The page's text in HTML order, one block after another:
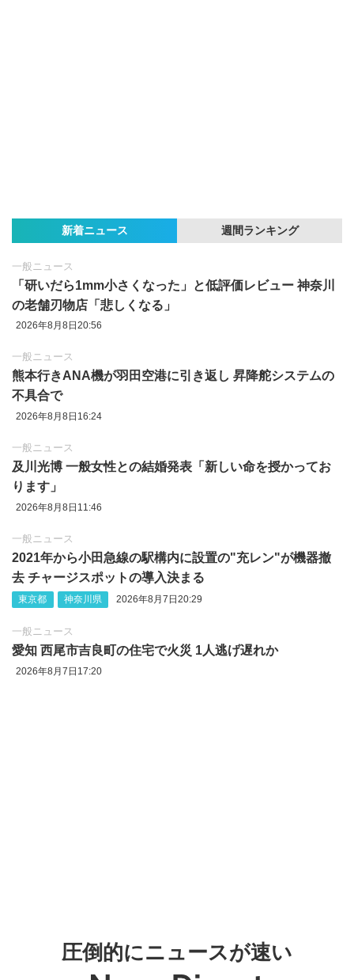
新着ニュース 週間ランキング
一般ニュース
「研いだら1mm小さくなった」と低評価レビュー 神奈川
の老舗刃物店「悲しくなる」
2026年8月8日20:56
一般ニュース
熊本行きANA機が羽田空港に引き返し 昇降舵システムの
不具合で
2026年8月8日16:24
一般ニュース
及川光博 一般女性との結婚発表「新しい命を授かってお
ります」
2026年8月8日11:46
一般ニュース
2021年から小田急線の駅構内に設置の"充レン"が機器撤
去 チャージスポットの導入決まる
東京都 神奈川県 2026年8月7日20:29
一般ニュース
愛知 西尾市吉良町の住宅で火災 1人逃げ遅れか
2026年8月7日17:20
圧倒的にニュースが速い